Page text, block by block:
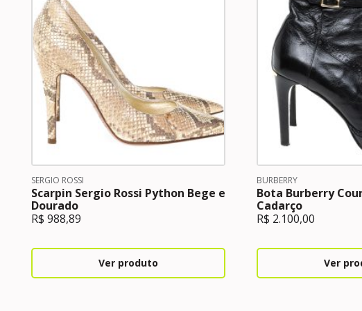
SERGIO ROSSI
Scarpin Sergio Rossi Python Bege e
Dourado
R$ 988,89
Ver produto
BURBERRY
Bota Burberry
Cadarço
R$ 2.100,00
Ver